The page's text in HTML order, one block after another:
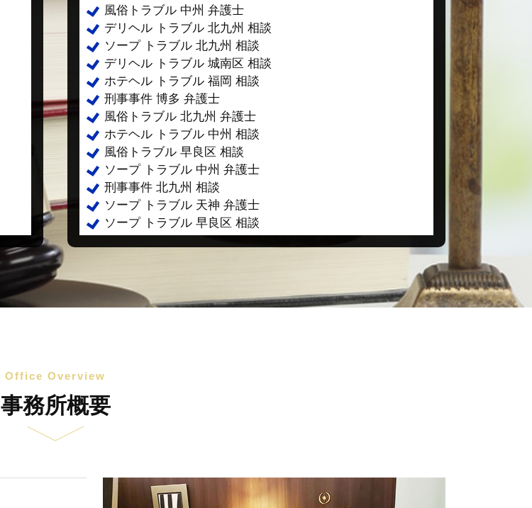
風俗トラブル 中州 弁護士
デリヘル トラブル 北九州 相談
ソープ トラブル 北九州 相談
デリヘル トラブル 城南区 相談
ホテヘル トラブル 福岡 相談
刑事事件 博多 弁護士
風俗トラブル 北九州 弁護士
ホテヘル トラブル 中州 相談
風俗トラブル 早良区 相談
ソープ トラブル 中州 弁護士
刑事事件 北九州 相談
ソープ トラブル 天神 弁護士
ソープ トラブル 早良区 相談
Office Overview
事務所概要